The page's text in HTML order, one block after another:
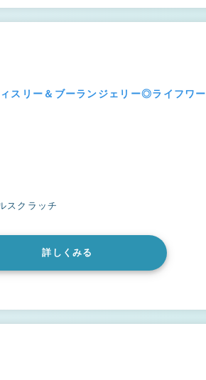
ィスリー＆ブーランジェリー◎ライフワー
スクラッチ
詳しくみる